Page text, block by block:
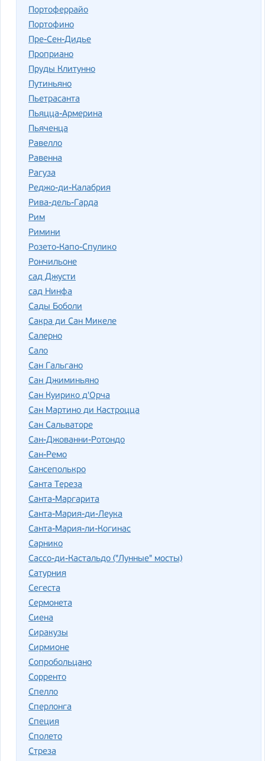
Портоферрайо
Портофино
Пре-Сен-Дидье
Проприано
Пруды Клитунно
Путиньяно
Пьетрасанта
Пьяцца-Армерина
Пьяченца
Равелло
Равенна
Рагуза
Реджо-ди-Калабрия
Рива-дель-Гарда
Рим
Римини
Розето-Капо-Спулико
Рончильоне
сад Джусти
сад Нинфа
Сады Боболи
Сакра ди Сан Микеле
Салерно
Сало
Сан Гальгано
Сан Джиминьяно
Сан Куирико д'Орча
Сан Мартино ди Кастроцца
Сан Сальваторе
Сан-Джованни-Ротондо
Сан-Ремо
Сансеполькро
Санта Тереза
Санта-Маргарита
Санта-Мария-ди-Леука
Санта-Мария-ли-Когинас
Сарнико
Сассо-ди-Кастальдо ("Лунные" мосты)
Сатурния
Сегеста
Сермонета
Сиена
Сиракузы
Сирмионе
Сопробольцано
Сорренто
Спелло
Сперлонга
Специя
Сполето
Стреза